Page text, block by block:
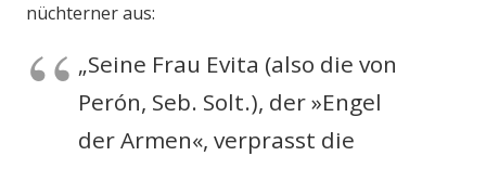
nüchterner aus:
„Seine Frau Evita (also die von
Perón, Seb. Solt.), der »Engel
der Armen«, verprasst die